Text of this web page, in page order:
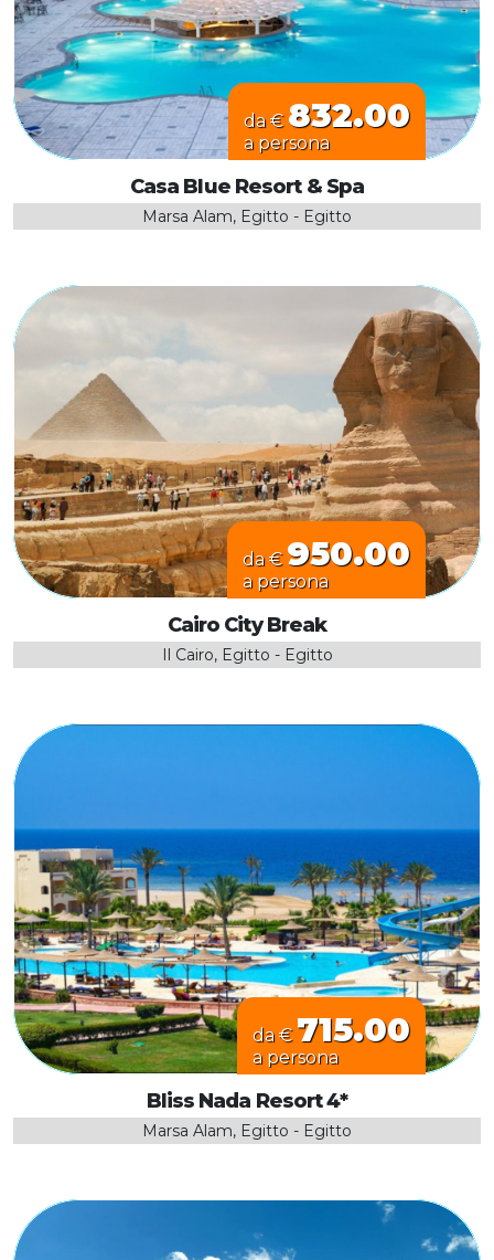
da € 832.00
a persona
Casa Blue Resort & Spa
Marsa Alam, Egitto - Egitto
da € 950.00
a persona
Cairo City Break
Il Cairo, Egitto - Egitto
da € 715.00
a persona
Bliss Nada Resort 4*
Marsa Alam, Egitto - Egitto